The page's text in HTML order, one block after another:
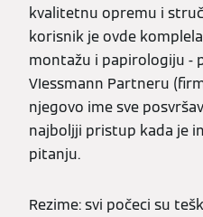
kvalitetnu opremu i
korisnik je ovde
montažu i papirologiju -
VIessmann Partneru
njegovo ime sve
najboljji pristup kada je
pitanju.
Rezime: svi počeci su